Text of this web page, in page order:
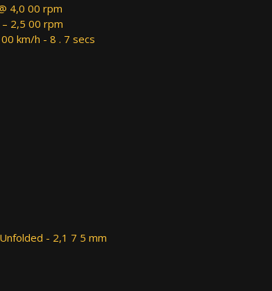
4,0 00 rpm
2,5 00 rpm
km/h - 8 . 7 secs
- 2,1 7 5 mm